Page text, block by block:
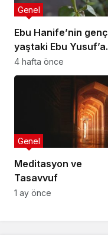
Ebu Hanife’nin genç
yaştaki Ebu Yusuf’a
nasihatlerinden
bazıları:
Genel
4 hafta önce
Meditasyon ve
Tasavvuf
Genel
1 ay önce